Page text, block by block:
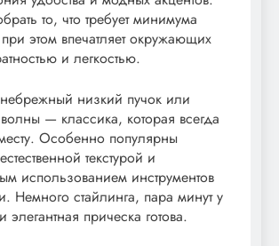
то, что требует минимума
этом впечатляет окружающих
и легкостью.
низкий пучок или
— классика, которая всегда
Особенно популярны
текстурой и
использованием инструментов
Немного стайлинга, пара минут у
прическа готова.